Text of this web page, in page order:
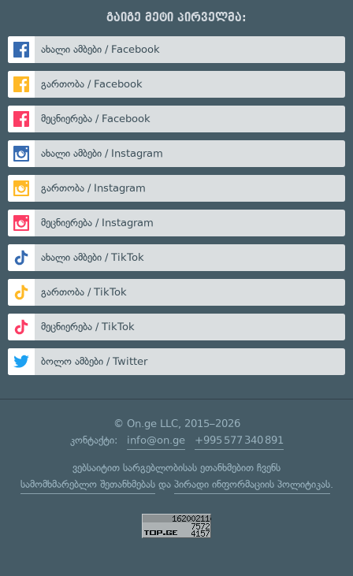
გაიგე მეტი პირველმა:
ახალი ამბები / Facebook
გართობა / Facebook
მეცნიერება / Facebook
ახალი ამბები / Instagram
გართობა / Instagram
მეცნიერება / Instagram
ახალი ამბები / TikTok
გართობა / TikTok
მეცნიერება / TikTok
ბოლო ამბები / Twitter
© On.ge LLC, 2015–2026
კონტაქტი: info@on.ge +995 577 340 891
ვებსაიტით სარგებლობისას ეთანხმებით ჩვენს
სამომხმარებლო შეთანხმებასდა პირადი ინფორმაციის პოლიტიკას.